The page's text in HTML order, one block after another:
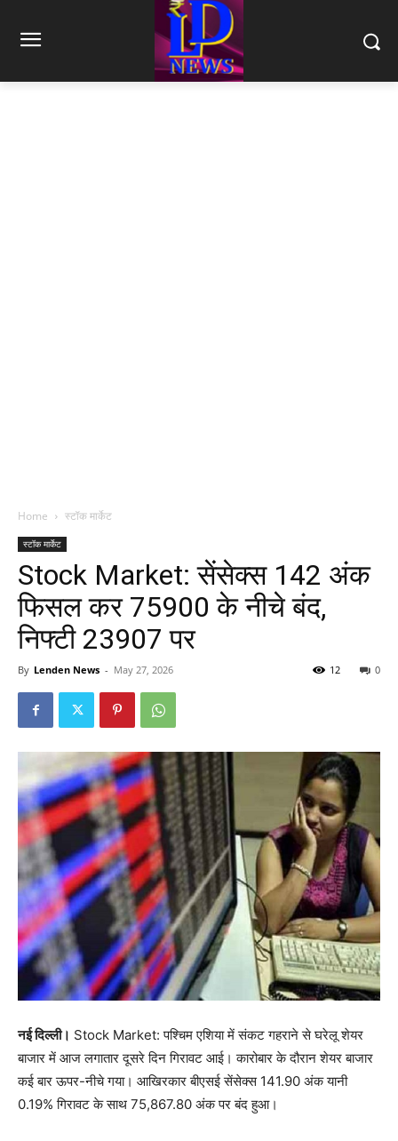
Home स्टॉक मार्केट
स्टॉक मार्केट
Stock Market: सेंसेक्स 142 अंक
फिसल कर 75900 के नीचे बंद,
निफ्टी 23907 पर
By Lenden News - May 27, 2026 0
12
नई दिल्ली। Stock Market: पश्चिम एशिया में संकट गहराने से घरेलू शेयर
बाजार में आज लगातार दूसरे दिन गिरावट आई। कारोबार के दौरान शेयर बाजार
कई बार ऊपर-नीचे गया। आखिरकार बीएसई सेंसेक्स 141.90 अंक यानी
0.19% गिरावट के साथ 75,867.80 अंक पर बंद हुआ।